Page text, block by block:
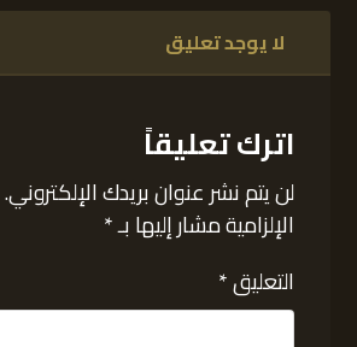
لا يوجد تعليق
اترك تعليقاً
لن يتم نشر عنوان بريدك الإلكتروني.
الإلزامية مشار إليها بـ*
التعليق*